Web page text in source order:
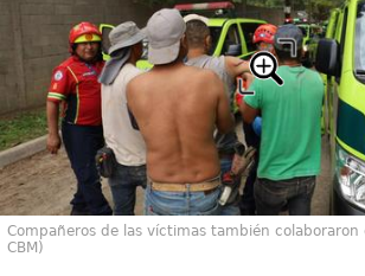
Compañeros de las víctimas también colaboraron
CBM)